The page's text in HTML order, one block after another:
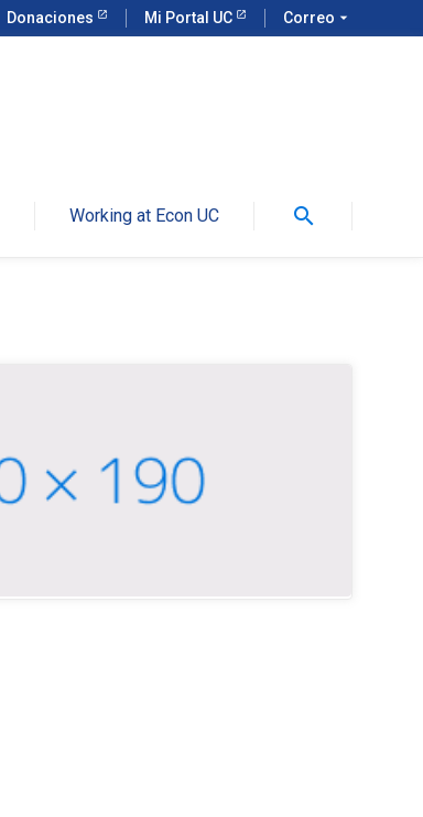
Donaciones Mi Portal UC Correo arrow_drop_down
Working at Econ UC search